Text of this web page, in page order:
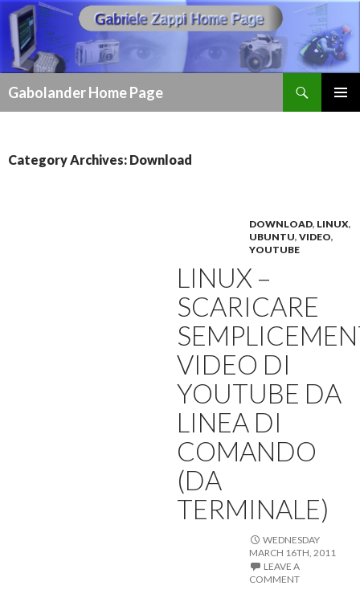
Gabolander Home Page
Category Archives: Download
DOWNLOAD, LINUX,
UBUNTU, VIDEO,
YOUTUBE
LINUX –
SCARICARE
VIDEO DI
YOUTUBE DA
LINEA DI
COMANDO
(DA
TERMINALE)
WEDNESDAY
MARCH 16TH, 2011
LEAVE A
COMMENT